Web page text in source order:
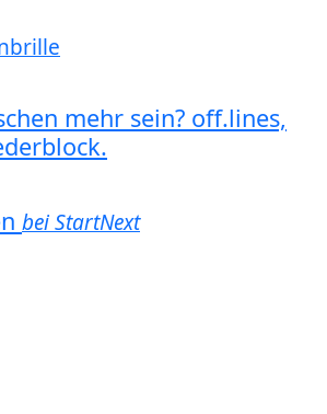
mehr sein? off.lines,
bei StartNext